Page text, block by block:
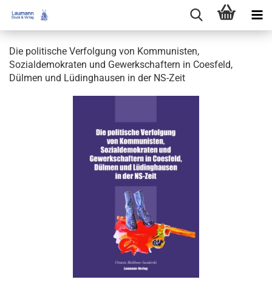
Die politische Verfolgung von Kommunisten,
Sozialdemokraten und Gewerkschaftern in Coesfeld,
Dülmen und Lüdinghausen in der NS-Zeit